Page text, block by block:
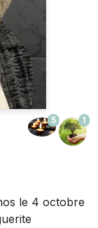
5 1
le 4 octobre